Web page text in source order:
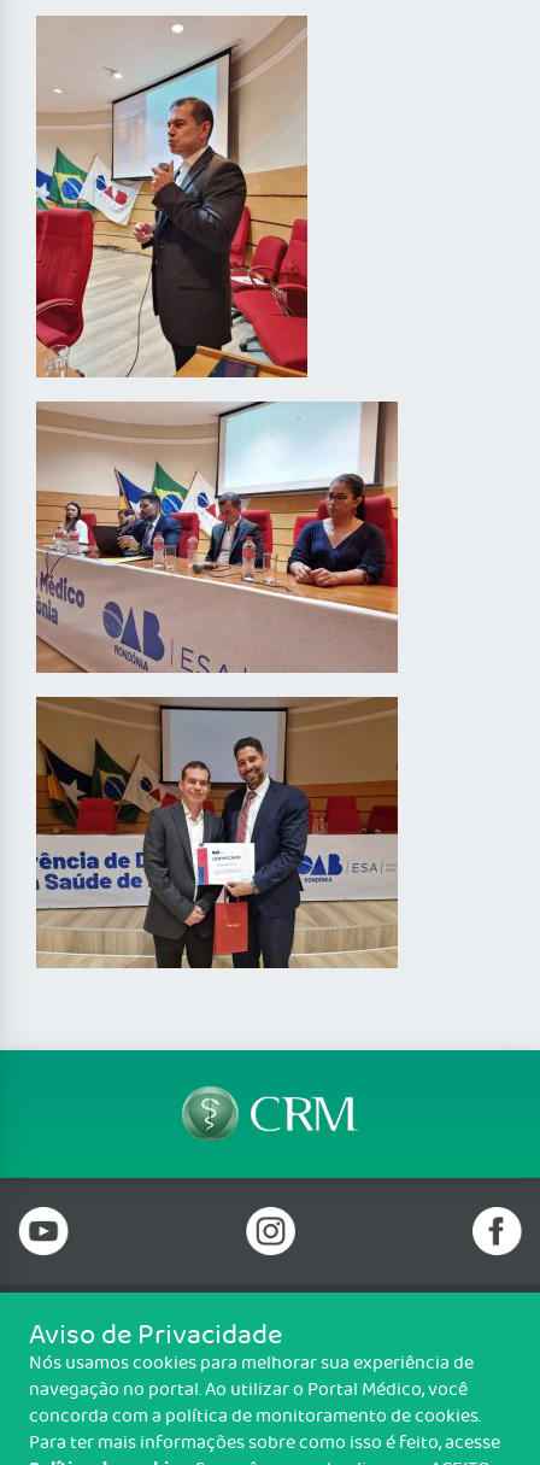
Telefone: 69 99912-5448
Email: protocolo@cremero.org.br
Avenida dos Imigrantes, 3414, Liberdade, Porto Velho/RO - CEP: 76803-
850
Aviso de Privacidade
Nós usamos cookies para melhorar sua experiência de
navegação no portal. Ao utilizar o Portal Médico, você
concorda com a política de monitoramento de cookies.
Para ter mais informações sobre como isso é feito, acesse